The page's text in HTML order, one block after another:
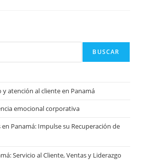
BUSCAR
y atención al cliente en Panamá
emocional corporativa
Panamá: Impulse su Recuperación de
Servicio al Cliente, Ventas y Liderazgo